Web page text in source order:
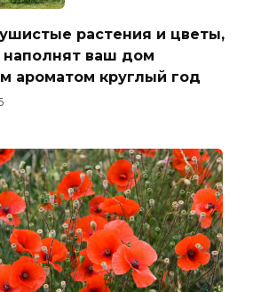
растения и цветы,
наполнят ваш дом
ароматом круглый год